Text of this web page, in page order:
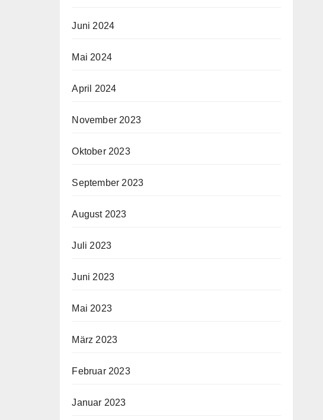
Juni 2024
Mai 2024
April 2024
November 2023
Oktober 2023
September 2023
August 2023
Juli 2023
Juni 2023
Mai 2023
März 2023
Februar 2023
Januar 2023